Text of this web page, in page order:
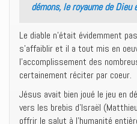
démons, le royaume de Dieu
Le diable n’était évidemment
s’affaiblir et il a tout mis en
l’accomplissement des
certainement réciter par coeur.
Jésus avait bien joué le jeu en
vers les brebis d’Israël
offrir le salut à l’humanité